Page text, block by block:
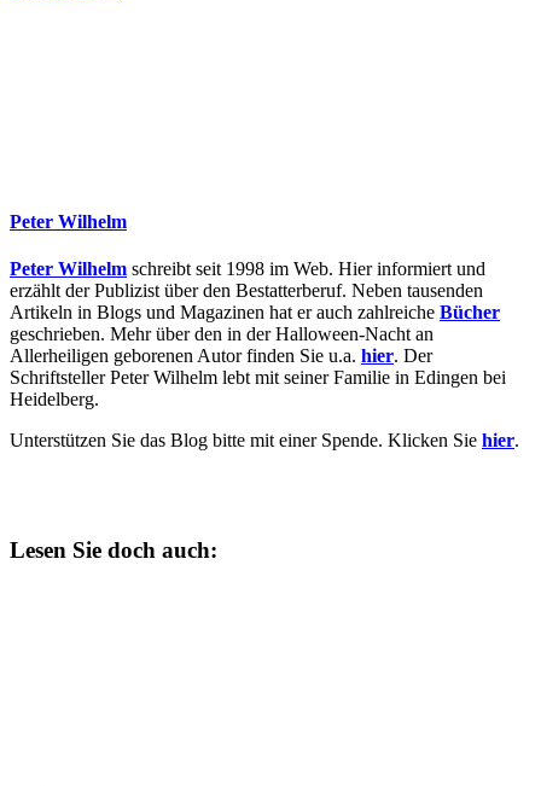
Peter Wilhelm
Peter Wilhelm schreibt seit 1998 im Web. Hier informiert und
erzählt der Publizist über den Bestatterberuf. Neben tausenden
Artikeln in Blogs und Magazinen hat er auch zahlreiche Bücher
geschrieben. Mehr über den in der Halloween-Nacht an
Allerheiligen geborenen Autor finden Sie u.a. hier. Der
Schriftsteller Peter Wilhelm lebt mit seiner Familie in Edingen bei
Heidelberg.
Unterstützen Sie das Blog bitte mit einer Spende. Klicken Sie hier.
Lesen Sie doch auch: